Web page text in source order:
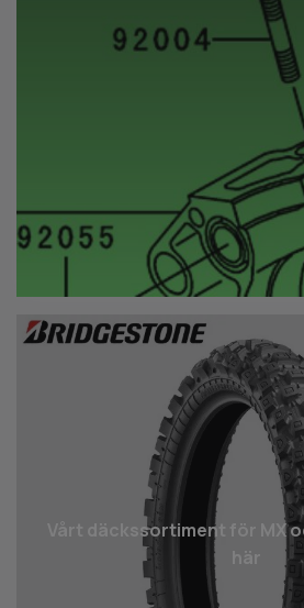
Vårt däcks­sortiment för MX